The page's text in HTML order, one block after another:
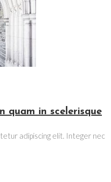
quam in scelerisque
adipiscing elit. Integer nec